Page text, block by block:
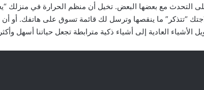
“تتذكر” ما ينقصها وترسل لك قائمة تسوق على هاتفك. أو أن
العادية إلى أشياء ذكية مترابطة تجعل حياتنا أسهل